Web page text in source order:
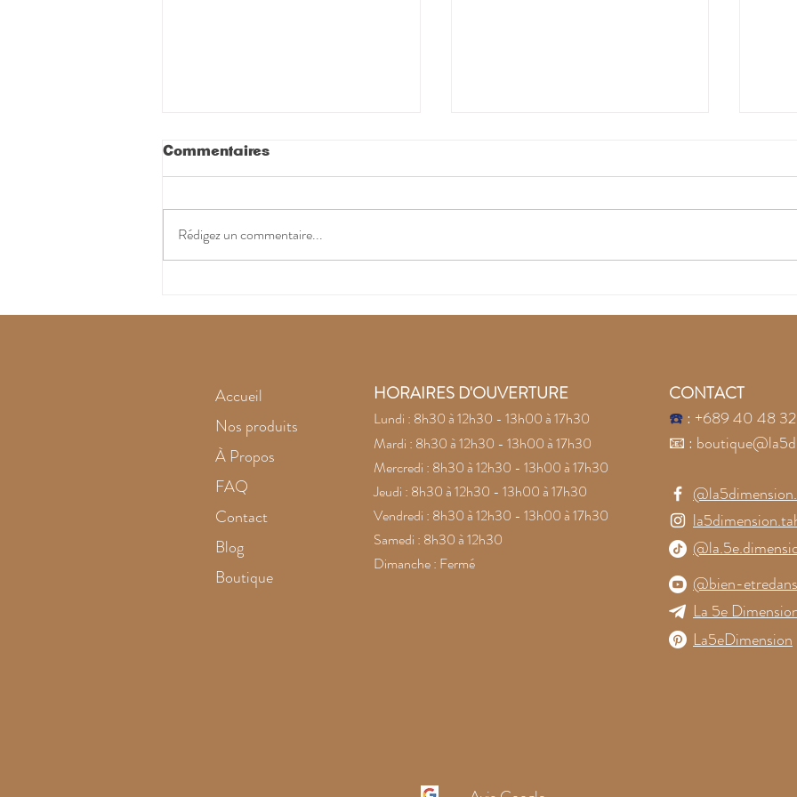
Commentaires
Rédigez un commentaire...
Accueil
Nos produits
À Propos
FAQ
Contact
Blog
Boutique
HORAIRES D'OUVERTURE
Lundi : 8h30 à 12h30 - 13h00 à 17h30
Mardi : 8h30 à 12h30 - 13h00 à 17h30
Mercredi : 8h30 à 12h30 - 13h00 à 17h30
Jeudi : 8h30 à 12h30 - 13h00 à 17h30
Vendredi : 8h30 à 12h30 - 13h00 à 17h30
Samedi : 8h30 à 12h30
Dimanche : Fermé
CONTACT
☎️: +689 40 48
📧 :
@bien-
La 5e
La5eDimension